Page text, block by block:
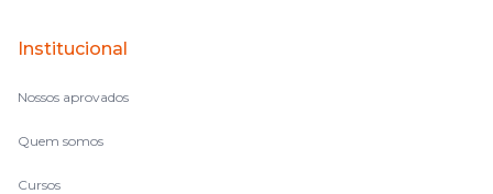
no volume de matérias.
Institucional
Nossos aprovados
Quem somos
Cursos